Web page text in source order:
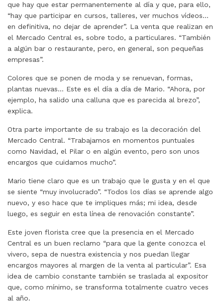
que hay que estar permanentemente al día y que, para ello,
“hay que participar en cursos, talleres, ver muchos vídeos…
en definitiva, no dejar de aprender”. La venta que realizan en
el Mercado Central es, sobre todo, a particulares. “También
a algún bar o restaurante, pero, en general, son pequeñas
empresas”.
Colores que se ponen de moda y se renuevan, formas,
plantas nuevas… Este es el día a día de Mario. “Ahora, por
ejemplo, ha salido una calluna que es parecida al brezo”,
explica.
Otra parte importante de su trabajo es la decoración del
Mercado Central. “Trabajamos en momentos puntuales
como Navidad, el Pilar o en algún evento, pero son unos
encargos que cuidamos mucho”.
Mario tiene claro que es un trabajo que le gusta y en el que
se siente “muy involucrado”. “Todos los días se aprende algo
nuevo, y eso hace que te impliques más; mi idea, desde
luego, es seguir en esta línea de renovación constante”.
Este joven florista cree que la presencia en el Mercado
Central es un buen reclamo “para que la gente conozca el
vivero, sepa de nuestra existencia y nos puedan llegar
encargos mayores al margen de la venta al particular”. Esa
idea de cambio constante también se traslada al expositor
que, como mínimo, se transforma totalmente cuatro veces
al año.